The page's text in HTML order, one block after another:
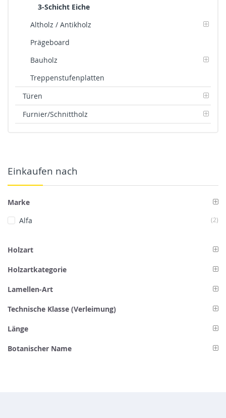
3-Schicht Eiche
Altholz / Antikholz
Prägeboard
Bauholz
Treppenstufenplatten
Türen
Furnier/Schnittholz
Einkaufen nach
Marke
Alfa
2
Holzart
Holzartkategorie
Lamellen-Art
Technische Klasse (Verleimung)
Länge
Botanischer Name